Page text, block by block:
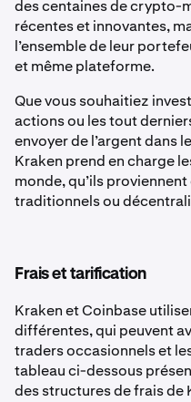
des centaines de crypto-
récentes et innovantes,
l’ensemble de leur
et même plateforme.
Que vous souhaitiez
actions ou les tout
envoyer de l’argent dans
Kraken prend en charge
monde, qu’ils
traditionnels ou
Frais et tarification
Kraken et Coinbase
différentes, qui peuvent
traders occasionnels et
tableau ci-dessous
des structures de frais de